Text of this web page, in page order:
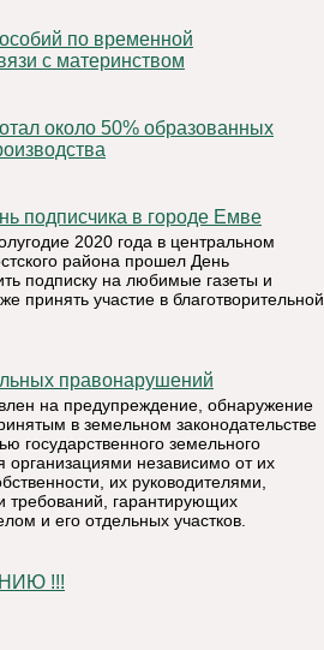
с материнством
подписчика в городе Емве
2020 года в центральном
района прошел День
подписку на любимые газеты и
принять участие в благотворительной
правонарушений
на предупреждение, обнаружение
в земельном законодательстве
государственного земельного
организациями независимо от их
их руководителями,
требований, гарантирующих
и его отдельных участков.
!!!